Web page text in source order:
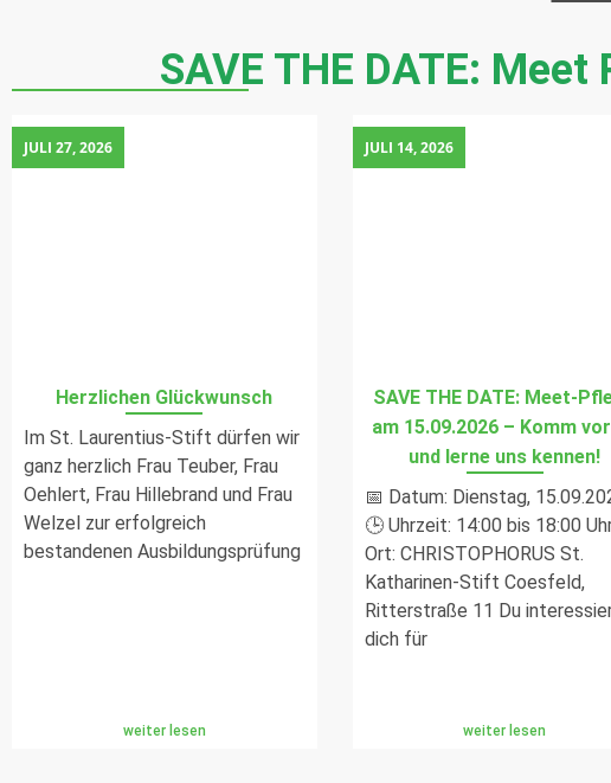
SAVE THE DATE:
Herzlichen Glückwunsch
JULI 27, 2026
Im St. Laurentius-Stift dürfen wir
ganz herzlich Frau Teuber, Frau
Oehlert, Frau Hillebrand und Frau
Welzel zur erfolgreich
bestandenen Ausbildungsprüfung
weiter lesen
SAVE THE DATE: Meet-
am 15.09.2026 – Komm
und lerne uns kennen!
JULI 14, 2026
📅 Datum: Dienstag,
🕒 Uhrzeit: 14:00 bis 18:00
Ort: CHRISTOPHORUS St.
Katharinen-Stift Coesfeld,
Ritterstraße 11 Du
dich für
weiter lesen